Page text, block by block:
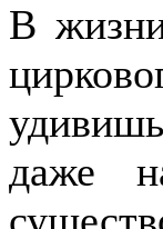
В
даже